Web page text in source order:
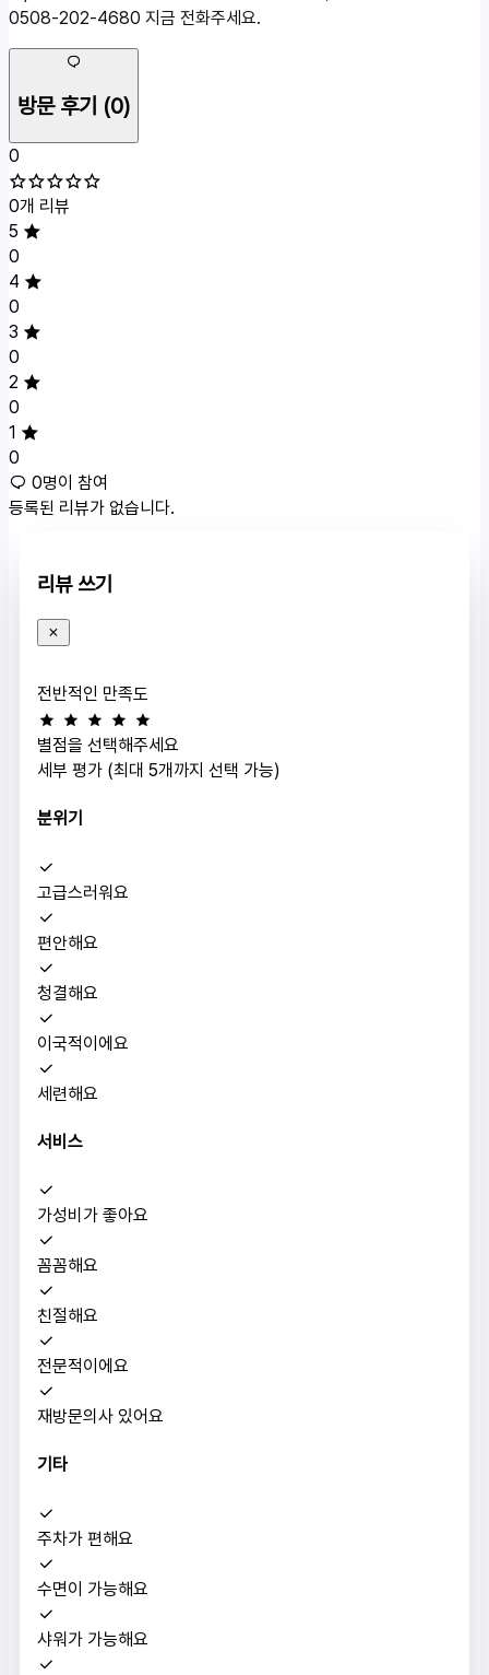
0508-202-4680 지금 전화주세요.
방문 후기 (0)
0
0개 리뷰
5
0
4
0
3
0
2
0
1
0
0명이 참여
등록된 리뷰가 없습니다.
리뷰 쓰기
전반적인 만족도
별점을 선택해주세요
세부 평가 (최대 5개까지 선택 가능)
분위기
고급스러워요
편안해요
청결해요
이국적이에요
세련해요
서비스
가성비가 좋아요
꼼꼼해요
친절해요
전문적이에요
재방문의사 있어요
기타
주차가 편해요
수면이 가능해요
샤워가 가능해요